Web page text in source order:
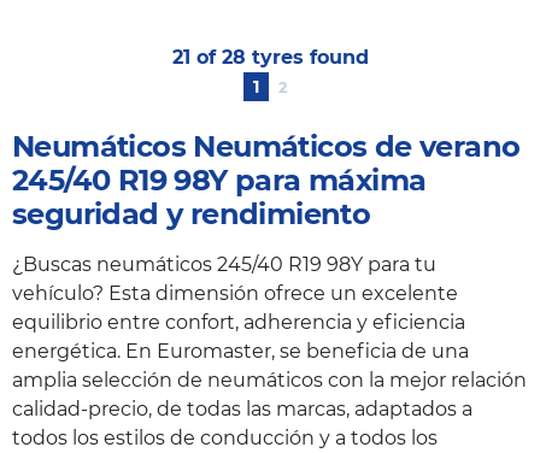
1 2
21 of 28 tyres found
Neumáticos Neumáticos de verano
245/40 R19 98Y para máxima
seguridad y rendimiento
¿Buscas neumáticos 245/40 R19 98Y para tu
vehículo? Esta dimensión ofrece un excelente
equilibrio entre confort, adherencia y eficiencia
energética. En Euromaster, se beneficia de una
amplia selección de neumáticos con la mejor relación
calidad-precio, de todas las marcas, adaptados a
todos los estilos de conducción y a todos los